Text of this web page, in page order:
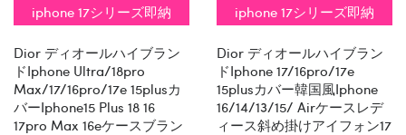
iphone 17シリーズ即納
Dior ディオールハイブラン
ドiphone Ultra/18pro
Max/17/16pro/17e 15plusカ
バーiphone15 Plus 18 16
17pro Max 16eケースブラン
iphone 17シリーズ即納
Dior ディオールハイブラン
ドiphone 17/16pro/17e
15plusカバー韓国風iphone
16/14/13/15/ Airケースレデ
ィース斜め掛けアイフォン17